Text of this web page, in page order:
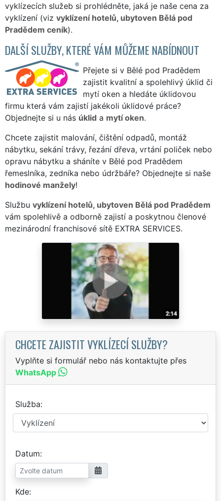
vyklízecích služeb si prohlédněte, jaká je naše cena za
vyklízení (viz vyklízení hotelů, ubytoven Bělá pod
Pradědem ceník).
DALŠÍ SLUŽBY, KTERÉ VÁM MŮŽEME NABÍDNOUT
Přejete si v Bělé pod Pradědem
zajistit kvalitní a spolehlivý úklid či
mytí oken a hledáte úklidovou
firmu která vám zajistí jakékoli úklidové práce?
Objednejte si u nás úklid a mytí oken.
Chcete zajistit malování, čištění odpadů, montáž
nábytku, sekání trávy, řezání dřeva, vrtání poliček nebo
opravu nábytku a sháníte v Bělé pod Pradědem
řemeslníka, zedníka nebo údržbáře? Objednejte si naše
hodinové manžely!
Službu vyklízení hotelů, ubytoven Bělá pod Pradědem
vám spolehlivě a odborně zajistí a poskytnou členové
mezinárodní franchisové sítě EXTRA SERVICES.
CHCETE ZAJISTIT VYKLÍZECÍ SLUŽBY?
Vyplňte si formulář nebo nás kontaktujte přes
WhatsApp
Služba
Datum
Kde